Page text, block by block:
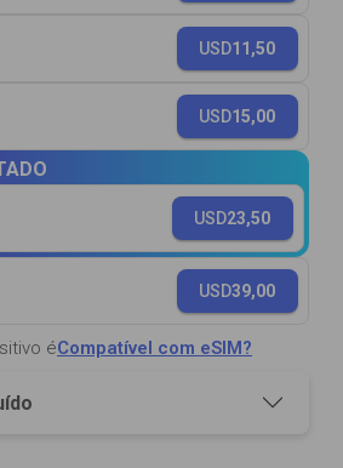
USD11,50
USD15,00
USD23,50
USD39,00
éCompatível com eSIM?